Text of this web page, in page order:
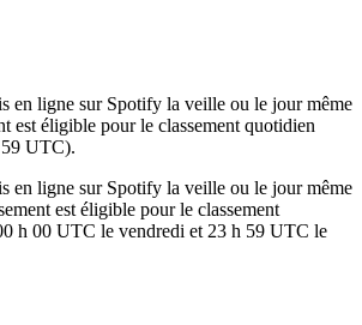
en ligne sur Spotify la veille ou le jour même
est éligible pour le classement quotidien
UTC).
en ligne sur Spotify la veille ou le jour même
est éligible pour le classement
h 00 UTC le vendredi et 23 h 59 UTC le